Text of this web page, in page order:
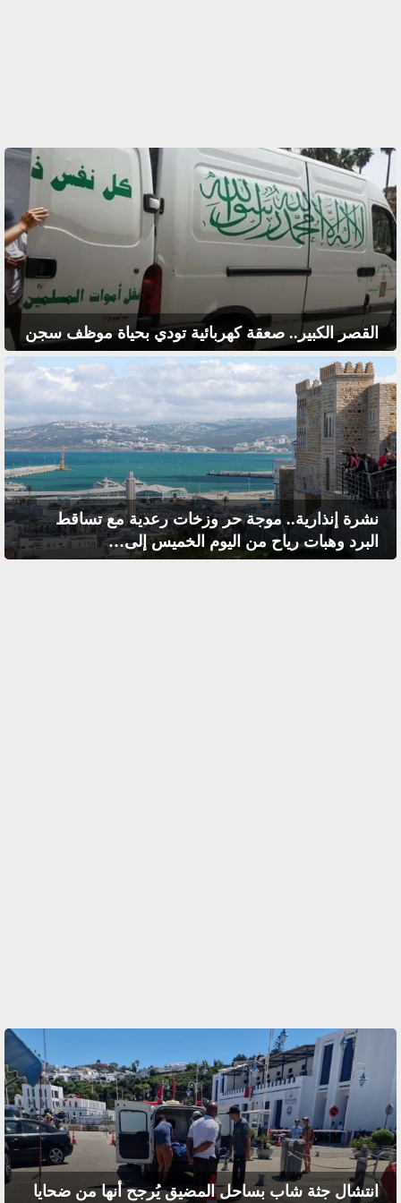
القصر الكبير.. صعقة كهربائية تودي بحياة موظف سجن
نشرة إنذارية.. موجة حر وزخات رعدية مع تساقط
البرد وهبات رياح من اليوم الخميس إلى…
انتشال جثة شاب بساحل المضيق يُرجح أنها من ضحايا